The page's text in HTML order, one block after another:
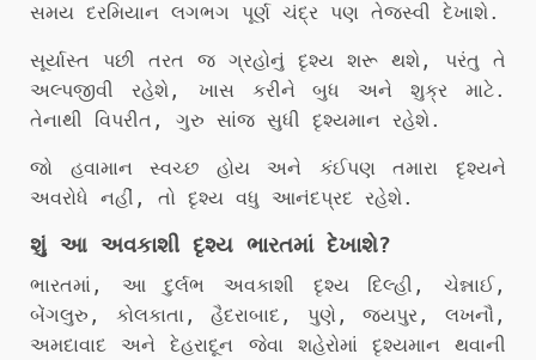
સમય દરમિયાન લગભગ પૂર્ણ ચંદ્ર પણ તેજસ્વી દેખાશે.
સૂર્યાસ્ત પછી તરત જ ગ્રહોનું દૃશ્ય શરૂ થશે, પરંતુ તે
અલ્પજીવી રહેશે, ખાસ કરીને બુધ અને શુક્ર માટે.
તેનાથી વિપરીત, ગુરુ સાંજ સુધી દૃશ્યમાન રહેશે.
જો હવામાન સ્વચ્છ હોય અને કંઈપણ તમારા દૃશ્યને
અવરોધે નહીં, તો દૃશ્ય વધુ આનંદપ્રદ રહેશે.
શું આ અવકાશી દૃશ્ય ભારતમાં દેખાશે?
ભારતમાં, આ દુર્લભ અવકાશી દૃશ્ય દિલ્હી, ચેન્નાઈ,
બેંગલુરુ, કોલકાતા, હૈદરાબાદ, પુણે, જયપુર, લખનૌ,
અમદાવાદ અને દેહરાદૂન જેવા શહેરોમાં દૃશ્યમાન થવાની